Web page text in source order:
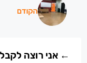
הקודם